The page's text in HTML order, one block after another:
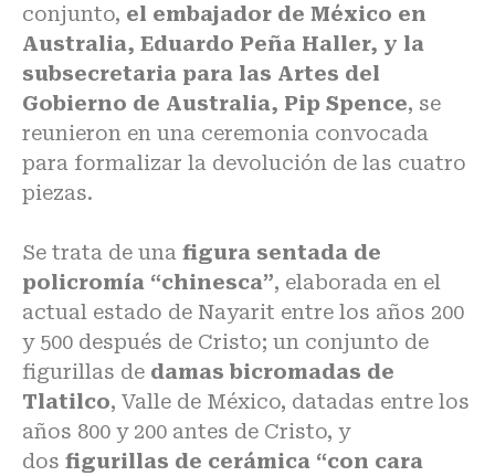
conjunto, el embajador de México en
Australia, Eduardo Peña Haller, y la
subsecretaria para las Artes del
Gobierno de Australia, Pip Spence, se
reunieron en una ceremonia convocada
para formalizar la devolución de las cuatro
piezas.
Se trata de una figura sentada de
policromía “chinesca”, elaborada en el
actual estado de Nayarit entre los años 200
y 500 después de Cristo; un conjunto de
figurillas de damas bicromadas de
Tlatilco, Valle de México, datadas entre los
años 800 y 200 antes de Cristo, y
dos figurillas de cerámica “con cara